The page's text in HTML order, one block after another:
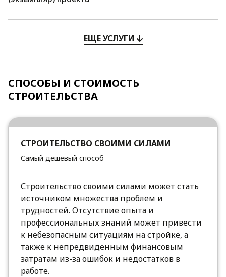
ЕЩЕ УСЛУГИ
СПОСОБЫ И СТОИМОСТЬ
СТРОИТЕЛЬСТВА
СТРОИТЕЛЬСТВО СВОИМИ СИЛАМИ
Самый дешевый способ
Строительство своими силами может стать
источником множества проблем и
трудностей. Отсутствие опыта и
профессиональных знаний может привести
к небезопасным ситуациям на стройке, а
также к непредвиденным финансовым
затратам из-за ошибок и недостатков в
работе.